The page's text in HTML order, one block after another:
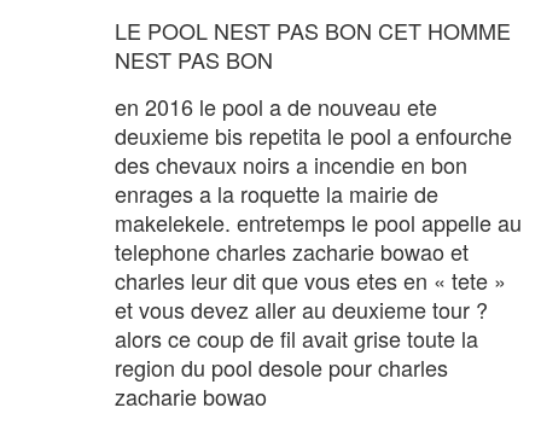
LE POOL NEST PAS BON CET HOMME
NEST PAS BON
en 2016 le pool a de nouveau ete
deuxieme bis repetita le pool a enfourche
des chevaux noirs a incendie en bon
enrages a la roquette la mairie de
makelekele. entretemps le pool appelle au
telephone charles zacharie bowao et
charles leur dit que vous etes en « tete »
et vous devez aller au deuxieme tour ?
alors ce coup de fil avait grise toute la
region du pool desole pour charles
zacharie bowao